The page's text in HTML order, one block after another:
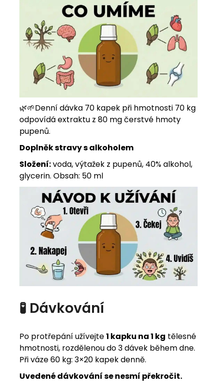
🌿🌱Denní dávka 70 kapek při hmotnosti 70 kg
odpovídá extraktu z 80 mg čerstvé hmoty
pupenů.
Doplněk stravy s alkoholem
Složení:voda, výtažek z pupenů, 40% alkohol,
glycerin. Obsah: 50 ml
🧪 Dávkování
Po protřepání užívejte1 kapku na 1 kg tělesné
hmotnosti, rozdělenou do 3 dávek během dne.
Při váze 60 kg: 3×20 kapek denně.
Uvedené dávkování se nesmí překročit.